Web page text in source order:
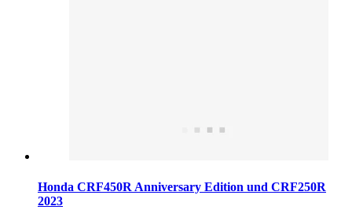
Honda CRF450R Anniversary Edition und CRF250R
2023